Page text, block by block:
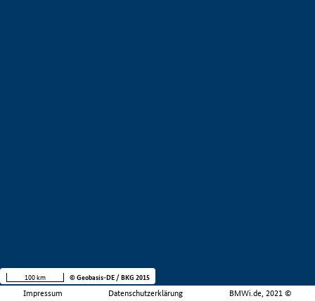
Impressum Datenschutzerklärung BMWi.de, 2021 ©
100 km © Geobasis-DE / BKG 2015